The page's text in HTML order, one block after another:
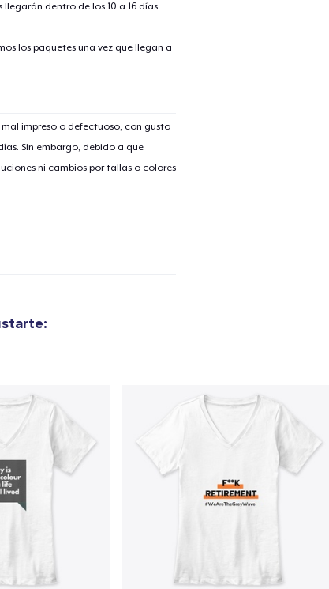
dentro de los 10 a 16 días
los paquetes una vez que llegan a
impreso o defectuoso, con gusto
Sin embargo, debido a que
ni cambios por tallas o colores